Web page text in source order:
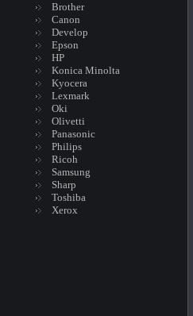
Brother
Canon
Develop
Epson
HP
Konica Minolta
Kyocera
Lexmark
Oki
Olivetti
Panasonic
Philips
Ricoh
Samsung
Sharp
Toshiba
Xerox